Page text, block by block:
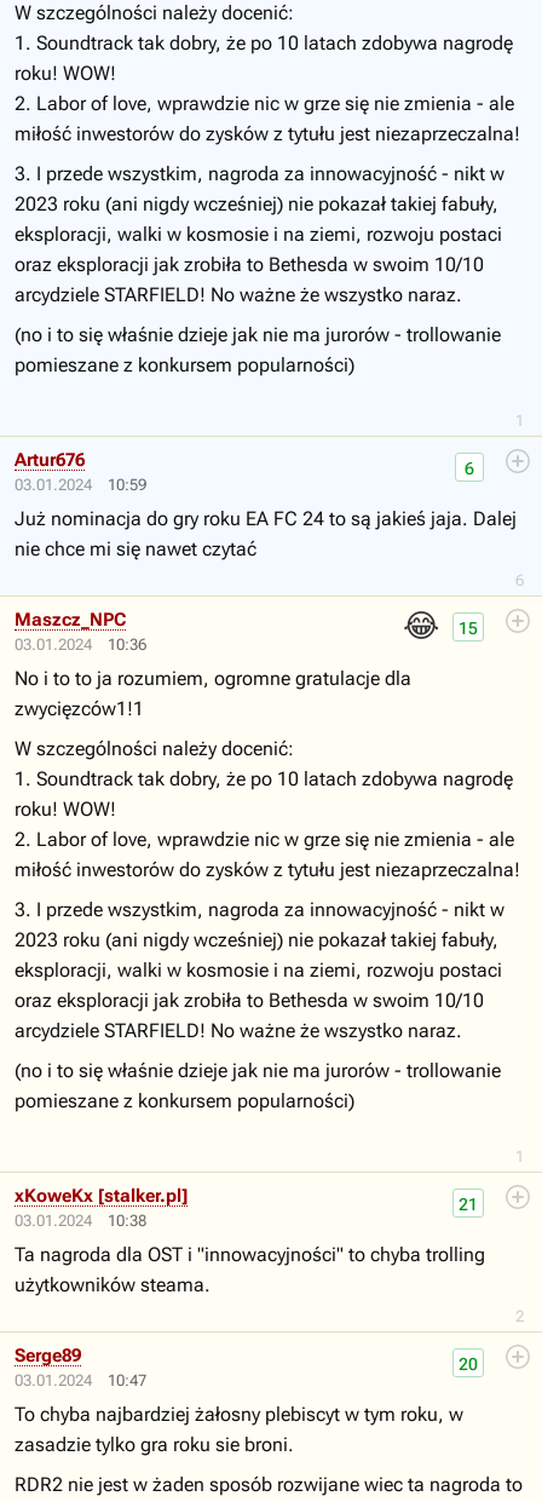
1
W szczególności należy docenić:
1. Soundtrack tak dobry, że po 10 latach zdobywa nagrodę
roku! WOW!
2. Labor of love, wprawdzie nic w grze się nie zmienia - ale
miłość inwestorów do zysków z tytułu jest niezaprzeczalna!
3. I przede wszystkim, nagroda za innowacyjność - nikt w
2023 roku (ani nigdy wcześniej) nie pokazał takiej fabuły,
eksploracji, walki w kosmosie i na ziemi, rozwoju postaci
oraz eksploracji jak zrobiła to Bethesda w swoim 10/10
arcydziele STARFIELD! No ważne że wszystko naraz.
(no i to się właśnie dzieje jak nie ma jurorów - trollowanie
pomieszane z konkursem popularności)
03.01.2024 10:59
6
6
Artur676
Już nominacja do gry roku EA FC 24 to są jakieś jaja. Dalej
nie chce mi się nawet czytać
03.01.2024 10:36
😂
1
15
Maszcz_NPC
No i to to ja rozumiem, ogromne gratulacje dla
zwycięzców1!1
W szczególności należy docenić:
1. Soundtrack tak dobry, że po 10 latach zdobywa nagrodę
roku! WOW!
2. Labor of love, wprawdzie nic w grze się nie zmienia - ale
miłość inwestorów do zysków z tytułu jest niezaprzeczalna!
3. I przede wszystkim, nagroda za innowacyjność - nikt w
2023 roku (ani nigdy wcześniej) nie pokazał takiej fabuły,
eksploracji, walki w kosmosie i na ziemi, rozwoju postaci
oraz eksploracji jak zrobiła to Bethesda w swoim 10/10
arcydziele STARFIELD! No ważne że wszystko naraz.
(no i to się właśnie dzieje jak nie ma jurorów - trollowanie
pomieszane z konkursem popularności)
03.01.2024 10:38
2
21
xKoweKx [stalker.pl]
Ta nagroda dla OST i "innowacyjności" to chyba trolling
użytkowników steama.
03.01.2024 10:47
20
Serge89
To chyba najbardziej żałosny plebiscyt w tym roku, w
zasadzie tylko gra roku sie broni.
RDR2 nie jest w żaden sposób rozwijane wiec ta nagroda to